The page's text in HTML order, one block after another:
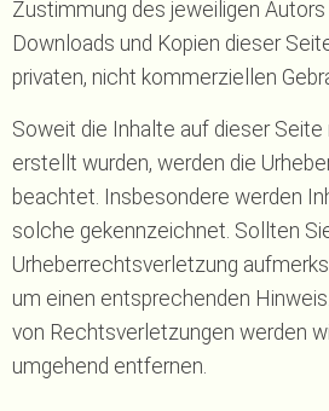
Zustimmung des jeweiligen Autors
Downloads und Kopien dieser
privaten, nicht kommerziellen
Soweit die Inhalte auf dieser
erstellt wurden, werden die
beachtet. Insbesondere werden
solche gekennzeichnet. Sollten
Urheberrechtsverletzung
um einen entsprechenden
von Rechtsverletzungen werden
umgehend entfernen.